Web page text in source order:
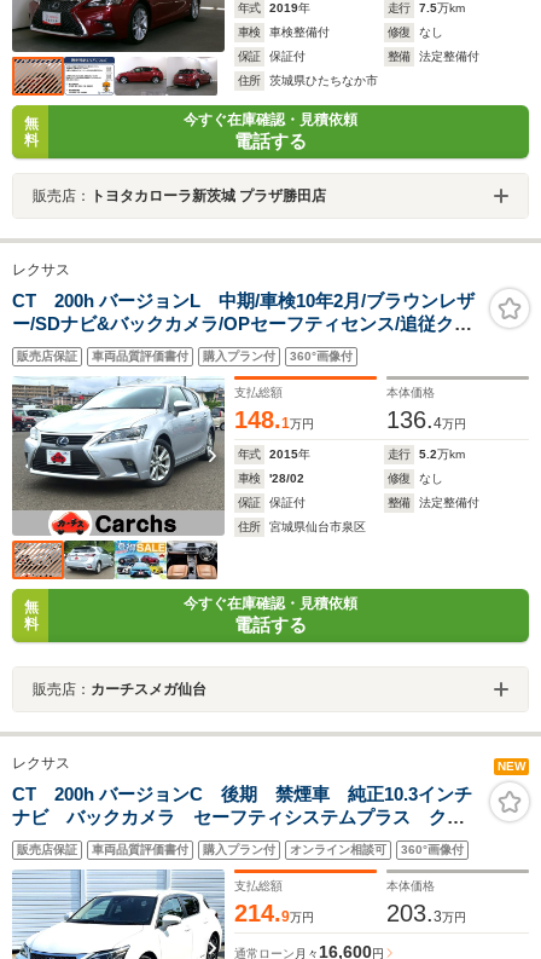
年式 2019年 走行 7.5万km
車検
車検整備付 修復
なし
保証
保証付 整備
法定整備付
住所
茨城県ひたちなか市
無
料
今すぐ在庫確認・見積依頼
電話する
販売店： トヨタカローラ新茨城 プラザ勝田店
レクサス
CT 200h バージョンL 中期/車検10年2月/ブラウンレザ
ー/SDナビ&バックカメラ/OPセーフティセンス/追従クル
コン/5.1ch対応10スピーカー/シート&ステアヒーター/ビ
ルトインETC/LEDヘッドライト
販売店保証 車両品質評価書付 購入プラン付 360°画像付
支払総額
148.1万円
本体価格
136.4万円
年式 2015年 走行 5.2万km
車検
'28/02 修復
なし
保証
保証付 整備
法定整備付
住所
宮城県仙台市泉区
無
料
今すぐ在庫確認・見積依頼
電話する
販売店： カーチスメガ仙台
レクサス NEW
CT 200h バージョンC 後期 禁煙車 純正10.3インチ
ナビ バックカメラ セーフティシステムプラス クリ
アランスソナー 合革/ファブリックコンビシート メモ
リー付パワーシート シートヒーター LEDヘッド パ
ドルシフト
販売店保証 車両品質評価書付 購入プラン付 オンライン相談可 360°画像付
支払総額
214.9万円
本体価格
203.3万円
通常ローン 月々 16,600円